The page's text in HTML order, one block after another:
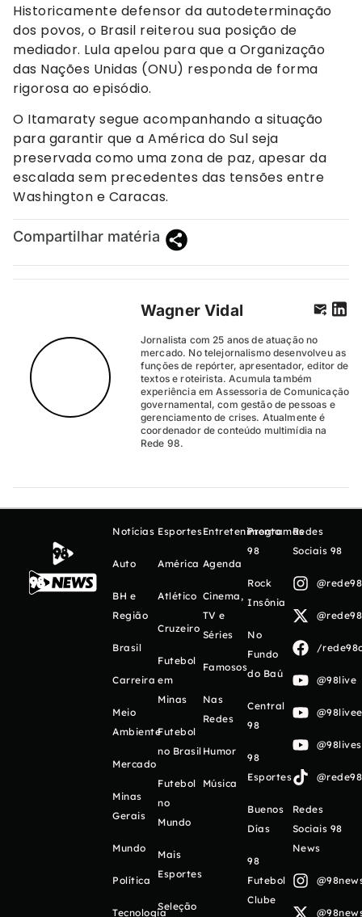
Historicamente defensor da autodeterminação
dos povos, o Brasil reiterou sua posição de
mediador. Lula apelou para que a Organização
das Nações Unidas (ONU) responda de forma
rigorosa ao episódio.
O Itamaraty segue acompanhando a situação
para garantir que a América do Sul seja
preservada como uma zona de paz, apesar da
escalada sem precedentes das tensões entre
Washington e Caracas.
Compartilhar matéria
Wagner Vidal
Jornalista com 25 anos de atuação no
mercado. No telejornalismo desenvolveu as
funções de repórter, apresentador, editor de
textos e roteirista. Acumula também
experiência em Assessoria de Comunicação
governamental, com gestão de pessoas e
gerenciamento de crises. Atualmente é
coordenador de conteúdo multimídia na
Rede 98.
Notícias
Auto
BH e
Região
Brasil
Carreira
Meio
Ambiente
Mercado
Minas
Gerais
Mundo
Política
Tecnologia
Esportes
América
Atlético
Cruzeiro
Futebol
em
Minas
Futebol
no Brasil
Futebol
no
Mundo
Mais
Esportes
Seleção
Entretenimento
Agenda
Cinema,
TV e
Séries
Famosos
Nas
Redes
Humor
Música
Programas
98
Rock
Insônia
No
Fundo
do Baú
Central
98
98
Esportes
Buenos
Días
98
Futebol
Clube
Redes
Sociais 98
/
@98live
Redes
Sociais 98
News